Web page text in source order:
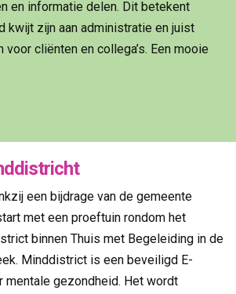
en informatie delen. Dit betekent
kwijt zijn aan administratie en juist
voor cliënten en collega’s. Een mooie
een bijdrage van de gemeente
met een proeftuin rondom het
binnen Thuis met Begeleiding in de
Minddistrict is een beveiligd E-
mentale gezondheid. Het wordt